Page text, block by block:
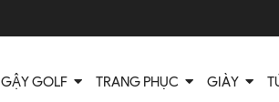
GẬY GOLF TRANG PHỤC GIÀY